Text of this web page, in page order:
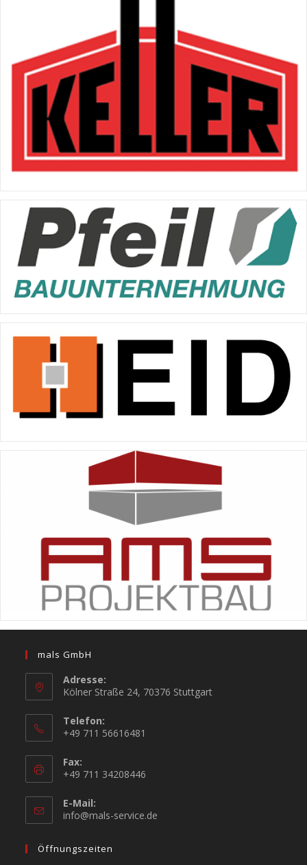
mals GmbH
Adresse:
Kölner Straße 24, 70376 Stuttgart
Telefon:
+49 711 56616481
Fax:
+49 711 34208446
E-Mail:
info@mals-service.de
Öffnungszeiten